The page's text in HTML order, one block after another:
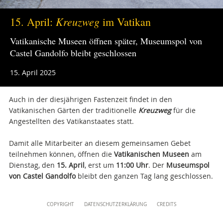
Direktionsbüro
+39 06 69883332
musei@scv.va
15. April: Kreuzweg im Vatikan
Vatikanische Museen öffnen später, Museumspol von
Castel Gandolfo bleibt geschlossen
15. April 2025
Auch in der diesjährigen Fastenzeit findet in den
Vatikanischen Gärten der traditionelle Kreuzwegfür die
Angestellten des Vatikanstaates statt.
Damit alle Mitarbeiter an diesem gemeinsamen Gebet
teilnehmen können, öffnen die Vatikanischen Museen am
Dienstag, den 15. April, erst um 11:00 Uhr. Der Museumspol
von Castel Gandolfobleibt den ganzen Tag lang geschlossen.
COPYRIGHT DATENSCHUTZERKLÄRUNG CREDITS